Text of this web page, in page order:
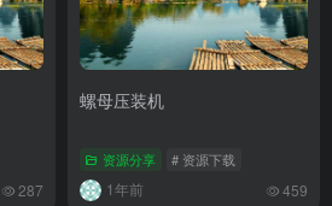
287
螺母压装机
资源分享 # 资源下载
1年前 459